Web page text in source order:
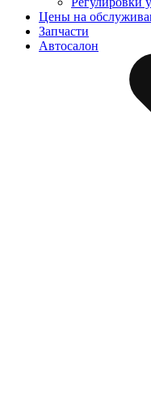
Цены на
Запчасти
Автосалон